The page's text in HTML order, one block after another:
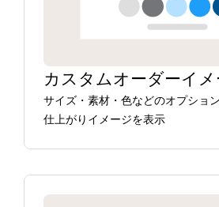
カスタムオーダーイメ
サイズ・素材・色などのオプショ
仕上がりイメージを表示